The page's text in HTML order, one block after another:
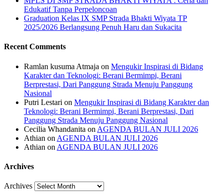
Edukatif Tanpa Perpeloncoan
Graduation Kelas IX SMP Strada Bhakti Wiyata TP
2025/2026 Berlangsung Penuh Haru dan Sukacita
Recent Comments
Ramlan kusuma Atmaja on Mengukir Inspirasi di Bidang
Karakter dan Teknologi: Berani Bermimpi, Berani
Berprestasi, Dari Panggung Strada Menuju Panggung
Nasional
Putri Lestari on Mengukir Inspirasi di Bidang Karakter dan
Teknologi: Berani Bermimpi, Berani Berprestasi, Dari
Panggung Strada Menuju Panggung Nasional
Cecilia Whandanita on AGENDA BULAN JULI 2026
Athian on AGENDA BULAN JULI 2026
Athian on AGENDA BULAN JULI 2026
Archives
Archives